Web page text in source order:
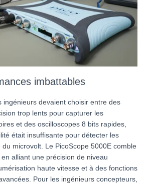
imbattables
ingénieurs devaient choisir entre des
trop lents pour capturer les
et des oscilloscopes 8 bits rapides,
était insuffisante pour détecter les
du microvolt. Le PicoScope 5000E comble
alliant une précision de niveau
haute vitesse et à des fonctions
Pour les ingénieurs concepteurs,